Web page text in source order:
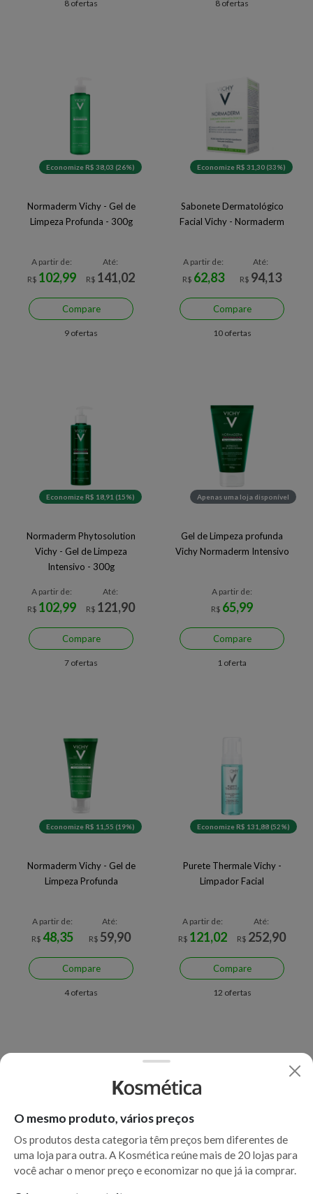
8 ofertas 8 ofertas
Economize R$ 38,03 (26%)
Normaderm Vichy - Gel de
Limpeza Profunda - 300g
A partir de:
R$ 102,99
Até:
R$ 141,02
Compare
9 ofertas
Economize R$ 31,30 (33%)
Sabonete Dermatológico
Facial Vichy - Normaderm
A partir de:
R$ 62,83
Até:
R$ 94,13
Compare
10 ofertas
Economize R$ 18,91 (15%)
Normaderm Phytosolution
Vichy - Gel de Limpeza
Intensivo - 300g
A partir de:
R$ 102,99
Até:
R$ 121,90
Compare
7 ofertas
Apenas uma loja disponível
Gel de Limpeza profunda
Vichy Normaderm Intensivo
A partir de:
R$ 65,99
Compare
1 oferta
Economize R$ 11,55 (19%)
Normaderm Vichy - Gel de
Limpeza Profunda
A partir de:
R$48,35
Até:
R$ 59,90
Compare
4 ofertas
Economize R$ 131,88 (52%)
Purete Thermale Vichy -
Limpador Facial
A partir de:
R$ 121,02
Até:
R$ 252,90
Compare
12 ofertas
O mesmo produto, vários preços
Os produtos desta categoria têm preços bem diferentes de
uma loja para outra. A Kosmética reúne mais de 20 lojas para
você achar o menor preço e economizar no que já ia comprar.